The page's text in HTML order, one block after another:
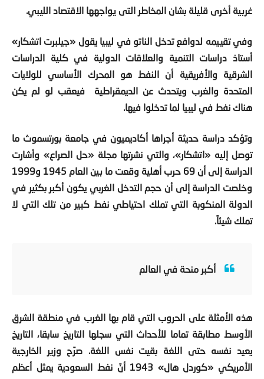
أستاذ دراسات التنمية والعلاقات الدولية في كلية الدراسات
الشرقية والأفريقية أن النفط هو المحرك الأساسي للولايات
المتحدة والغرب ويتحدث عن الديمقراطية فيعقب لو لم يكن
هناك نفط في ليبيا لما تدخلوا فيها.
توصل إليه «اتشكار»، والتي نشرتها مجلة «حل الصراع» وأشارت
الدراسة إلى أن69حرب أهلية وقعت ما بين العام1945 و1999
وخلصت الدراسة إلى أن حجم التدخل الغربي يكون أكبر بكثير في
الدولة المنكوبة التي تملك احتياطي نفط كبير من تلك التي لا
تملك شيئاً.
الأوسط مطابقة تماما للأحداث التي سجلها التاريخ سابقا، التاريخ
يعيد نفسه حتى اللغة بقيت نفس اللغة. صرّح وزير الخارجية
الأمريكي «كوردل هال»1943أنّ نفط السعودية يمثل أعظم
منحة للعالم. كما قال رئيس الوزراء البريطاني «هارولد ماكميلان»